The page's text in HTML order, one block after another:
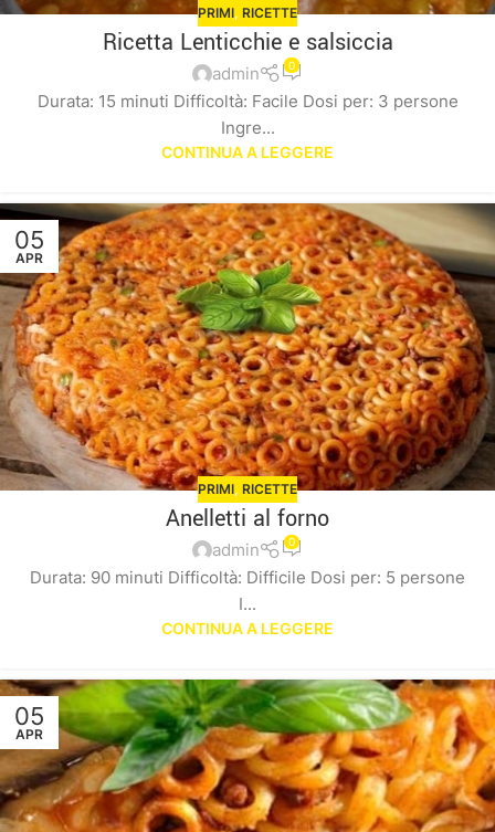
PRIMI, RICETTE
Ricetta Lenticchie e salsiccia
admin 0
Durata: 15 minuti Difficoltà: Facile Dosi per: 3 persone
Ingre...
CONTINUA A LEGGERE
05
APR
PRIMI, RICETTE
Anelletti al forno
admin 0
Durata: 90 minuti Difficoltà: Difficile Dosi per: 5 persone
I...
CONTINUA A LEGGERE
05
APR